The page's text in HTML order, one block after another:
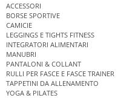
ACCESSORI
BORSE SPORTIVE
CAMICIE
LEGGINGS E TIGHTS FITNESS
INTEGRATORI ALIMENTARI
MANUBRI
PANTALONI & COLLANT
RULLI PER FASCE E FASCE TRAINER
TAPPETINI DA ALLENAMENTO
YOGA & PILATES